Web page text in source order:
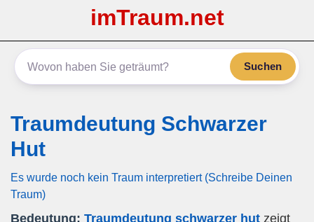
imTraum.net
Suchen
Traumdeutung Schwarzer
Hut
Es wurde noch kein Traum interpretiert (Schreibe Deinen
Traum)
Bedeutung: Traumdeutung schwarzer hut zeigt